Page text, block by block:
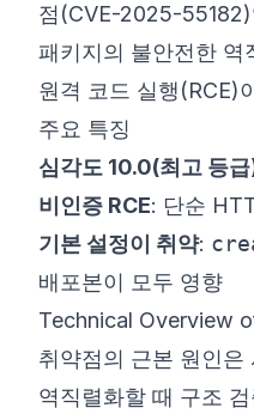
점(CVE-2025-55182)
패키지의 불안전한 역
원격 코드 실행(RCE)
주요 특징
심각도 10.0(최고 등
비인증 RCE: 단순
기본 설정이 취약:
배포본이 모두 영향
Technical Overview
취약점의 근본 원인은
역직렬화할 때 구조